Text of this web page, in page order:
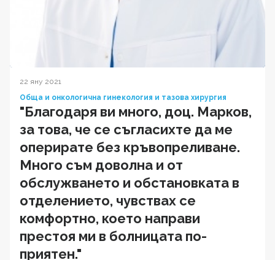
22 яну 2021
Обща и онкологична гинекология и тазова хирургия
"Благодаря ви много, доц. Марков,
за това, че се съгласихте да ме
оперирате без кръвопреливане.
Много съм доволна и от
обслужването и обстановката в
отделението, чувствах се
комфортно, което направи
престоя ми в болницата по-
приятен."